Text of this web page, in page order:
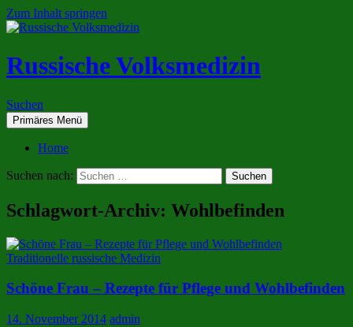
Zum Inhalt springen
Russische Volksmedizin
Suchen
Primäres Menü
Home
Suchen nach:
Schlagwort-Archiv: Wohlbefinden
Traditionelle russische Medizin
Schöne Frau – Rezepte für Pflege und Wohlbefinden
14. November 2014 admin